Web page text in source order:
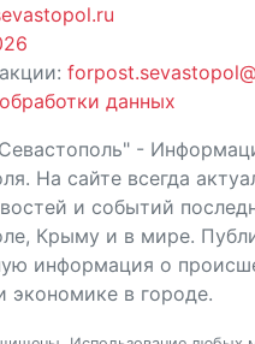
данных
-
На сайте всегда
и событий
Крыму и в мире.
информация о
экономике в городе.